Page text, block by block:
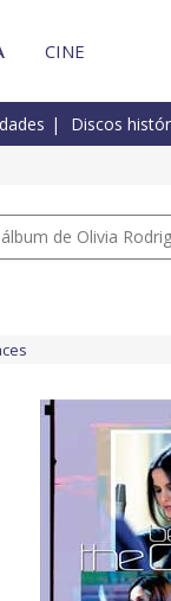
CINE
Discos
de Olivia